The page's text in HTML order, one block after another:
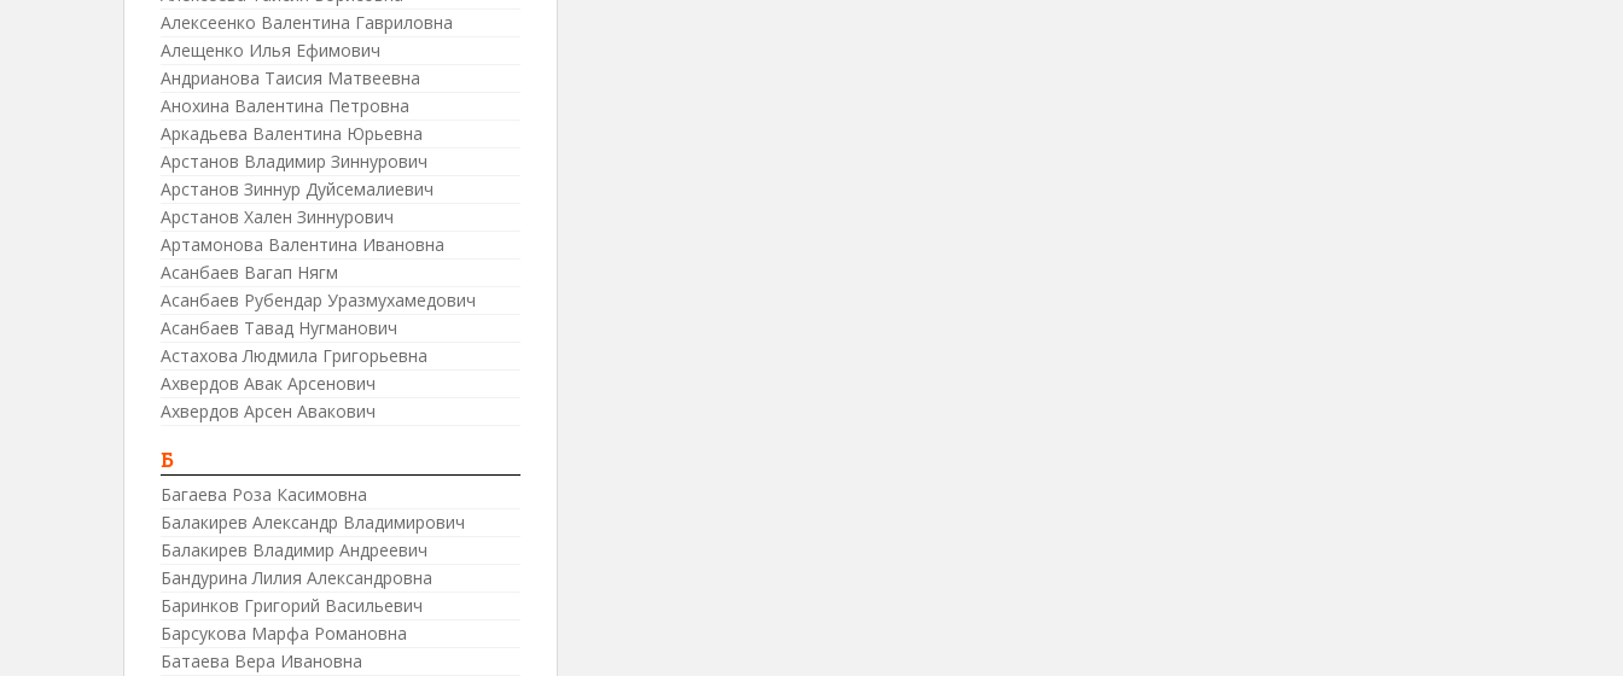
Алексеенко Валентина Гавриловна
Алещенко Илья Ефимович
Андрианова Таисия Матвеевна
Анохина Валентина Петровна
Аркадьева Валентина Юрьевна
Арстанов Владимир Зиннурович
Арстанов Зиннур Дуйсемалиевич
Арстанов Хален Зиннурович
Артамонова Валентина Ивановна
Асанбаев Вагап Нягм
Асанбаев Рубендар Уразмухамедович
Асанбаев Тавад Нугманович
Астахова Людмила Григорьевна
Ахвердов Авак Арсенович
Ахвердов Арсен Авакович
Б
Багаева Роза Касимовна
Балакирев Александр Владимирович
Балакирев Владимир Андреевич
Бандурина Лилия Александровна
Баринков Григорий Васильевич
Барсукова Марфа Романовна
Батаева Вера Ивановна